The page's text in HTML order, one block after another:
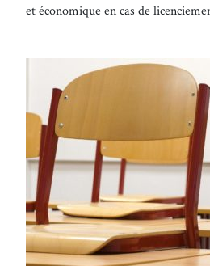
et économique en cas de